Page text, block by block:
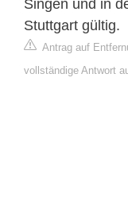
Singen und in
Stuttgart gültig.
Antrag auf
vollständige Antwort